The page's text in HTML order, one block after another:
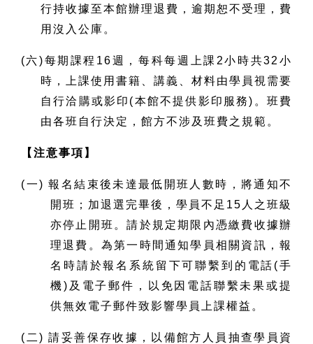
行持收據至本館辦理退費，逾期恕不受理，費
用沒入公庫。
(六)每期課程16週，每科每週上課2小時共32小
時，上課使用書籍、講義、材料由學員視需要
自行洽購或影印(本館不提供影印服務)。班費
由各班自行決定，館方不涉及班費之規範。
【注意事項】
(一) 報名結束後未達最低開班人數時，將通知不
開班；加退選完畢後，學員不足15人之班級
亦停止開班。請於規定期限內憑繳費收據辦
理退費。為第一時間通知學員相關資訊，報
名時請於報名系統留下可聯繫到的電話(手
機)及電子郵件，以免因電話聯繫未果或提
供無效電子郵件致影響學員上課權益。
(二) 請妥善保存收據，以備館方人員抽查學員資